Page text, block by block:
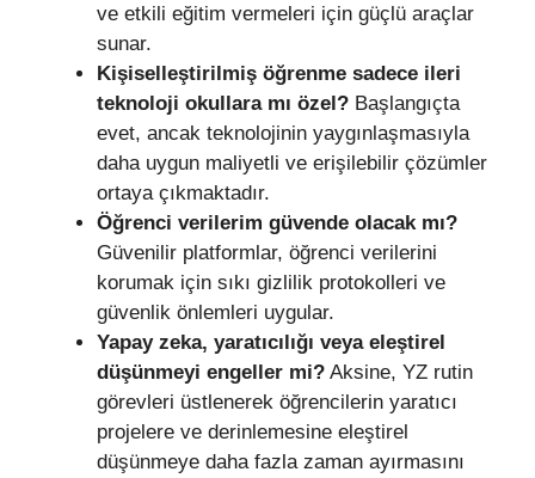
ve etkili eğitim vermeleri için güçlü araçlar
sunar.
Kişiselleştirilmiş öğrenme sadece ileri
teknoloji okullara mı özel? Başlangıçta
evet, ancak teknolojinin yaygınlaşmasıyla
daha uygun maliyetli ve erişilebilir çözümler
ortaya çıkmaktadır.
Öğrenci verilerim güvende olacak mı?
Güvenilir platformlar, öğrenci verilerini
korumak için sıkı gizlilik protokolleri ve
güvenlik önlemleri uygular.
Yapay zeka, yaratıcılığı veya eleştirel
düşünmeyi engeller mi? Aksine, YZ rutin
görevleri üstlenerek öğrencilerin yaratıcı
projelere ve derinlemesine eleştirel
düşünmeye daha fazla zaman ayırmasını